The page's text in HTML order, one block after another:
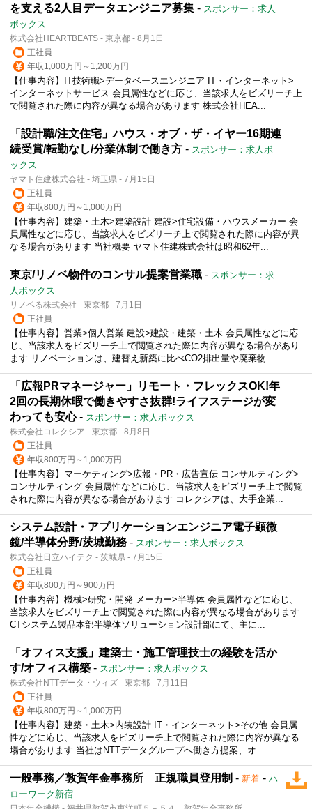
を支える2人目データエンジニア募集 - スポンサー：求人
ボックス
株式会社HEARTBEATS - 東京都 - 8月1日
正社員
年収1,000万円～1,200万円
【仕事内容】IT技術職>データベースエンジニア IT・インターネット>
インターネットサービス 会員属性などに応じ、当該求人をビズリーチ上
で閲覧された際に内容が異なる場合があります 株式会社HEA...
「設計職/注文住宅」ハウス・オブ・ザ・イヤー16期連
続受賞/転勤なし/分業体制で働き方 - スポンサー：求人ボ
ックス
ヤマト住建株式会社 - 埼玉県 - 7月15日
正社員
年収800万円～1,000万円
【仕事内容】建築・土木>建築設計 建設>住宅設備・ハウスメーカー 会
員属性などに応じ、当該求人をビズリーチ上で閲覧された際に内容が異
なる場合があります 当社概要 ヤマト住建株式会社は昭和62年...
東京/リノベ物件のコンサル提案営業職 - スポンサー：求
人ボックス
リノベる株式会社 - 東京都 - 7月1日
正社員
【仕事内容】営業>個人営業 建設>建設・建築・土木 会員属性などに応
じ、当該求人をビズリーチ上で閲覧された際に内容が異なる場合があり
ます リノベーションは、建替え新築に比べCO2排出量や廃棄物...
「広報PRマネージャー」リモート・フレックスOK!年
2回の長期休暇で働きやすさ抜群!ライフステージが変
わっても安心- スポンサー：求人ボックス
株式会社コレクシア - 東京都 - 8月8日
正社員
年収800万円～1,000万円
【仕事内容】マーケティング>広報・PR・広告宣伝 コンサルティング>
コンサルティング 会員属性などに応じ、当該求人をビズリーチ上で閲覧
された際に内容が異なる場合があります コレクシアは、大手企業...
システム設計・アプリケーションエンジニア電子顕微
鏡/半導体分野/茨城勤務 - スポンサー：求人ボックス
株式会社日立ハイテク - 茨城県 - 7月15日
正社員
年収800万円～900万円
【仕事内容】機械>研究・開発 メーカー>半導体 会員属性などに応じ、
当該求人をビズリーチ上で閲覧された際に内容が異なる場合があります
CTシステム製品本部半導体ソリューション設計部にて、主に...
「オフィス支援」建築士・施工管理技士の経験を活か
す/オフィス構築 - スポンサー：求人ボックス
株式会社NTTデータ・ウィズ - 東京都 - 7月11日
正社員
年収800万円～1,000万円
【仕事内容】建築・土木>内装設計 IT・インターネット>その他 会員属
性などに応じ、当該求人をビズリーチ上で閲覧された際に内容が異なる
場合があります 当社はNTTデータグループへ働き方提案、オ...
一般事務／敦賀年金事務所 正規職員登用制 - 新着 - ハ
ローワーク新宿